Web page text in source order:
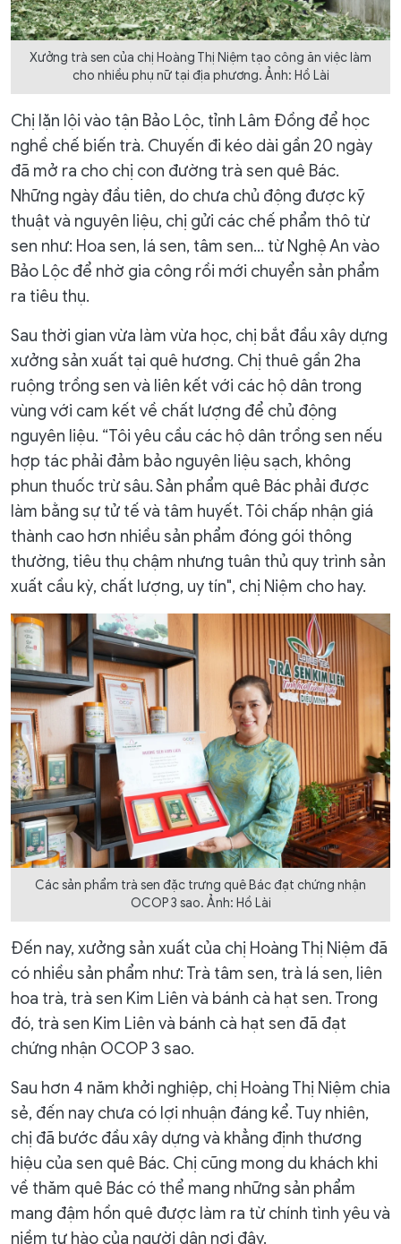
Xưởng trà sen của chị Hoàng Thị Niệm tạo công ăn việc làm
cho nhiều phụ nữ tại địa phương. Ảnh: Hồ Lài
Chị lặn lội vào tận Bảo Lộc, tỉnh Lâm Đồng để học
nghề chế biến trà. Chuyến đi kéo dài gần 20 ngày
đã mở ra cho chị con đường trà sen quê Bác.
Những ngày đầu tiên, do chưa chủ động được kỹ
thuật và nguyên liệu, chị gửi các chế phẩm thô từ
sen như: Hoa sen, lá sen, tâm sen… từ Nghệ An vào
Bảo Lộc để nhờ gia công rồi mới chuyển sản phẩm
ra tiêu thụ.
Sau thời gian vừa làm vừa học, chị bắt đầu xây dựng
xưởng sản xuất tại quê hương. Chị thuê gần 2ha
ruộng trồng sen và liên kết với các hộ dân trong
vùng với cam kết về chất lượng để chủ động
nguyên liệu. “Tôi yêu cầu các hộ dân trồng sen nếu
hợp tác phải đảm bảo nguyên liệu sạch, không
phun thuốc trừ sâu. Sản phẩm quê Bác phải được
làm bằng sự tử tế và tâm huyết. Tôi chấp nhận giá
thành cao hơn nhiều sản phẩm đóng gói thông
thường, tiêu thụ chậm nhưng tuân thủ quy trình sản
xuất cầu kỳ, chất lượng, uy tín", chị Niệm cho hay.
Các sản phẩm trà sen đặc trưng quê Bác đạt chứng nhận
OCOP 3 sao. Ảnh: Hồ Lài
Đến nay, xưởng sản xuất của chị Hoàng Thị Niệm đã
có nhiều sản phẩm như: Trà tâm sen, trà lá sen, liên
hoa trà, trà sen Kim Liên và bánh cà hạt sen. Trong
đó, trà sen Kim Liên và bánh cà hạt sen đã đạt
chứng nhận OCOP 3 sao.
Sau hơn 4 năm khởi nghiệp, chị Hoàng Thị Niệm chia
sẻ, đến nay chưa có lợi nhuận đáng kể. Tuy nhiên,
chị đã bước đầu xây dựng và khẳng định thương
hiệu của sen quê Bác. Chị cũng mong du khách khi
về thăm quê Bác có thể mang những sản phẩm
mang đậm hồn quê được làm ra từ chính tình yêu và
niềm tự hào của người dân nơi đây.